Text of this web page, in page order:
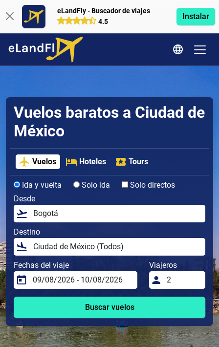
eLandFly - Buscador de viajes
4.5
Instalar
Vuelos baratos a Ciudad de
México
Vuelos Hoteles Tours
Ida y vuelta Solo ida
Solo directos
Desde
Destino
Fechas del viaje Viajeros
Buscar vuelos